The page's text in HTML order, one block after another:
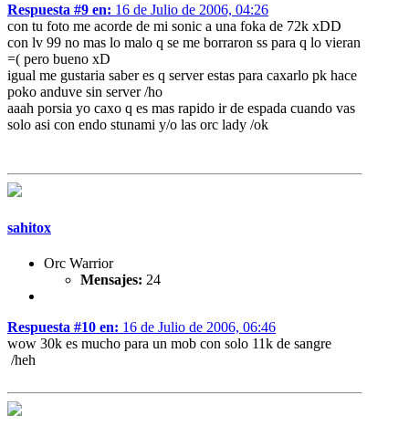
Respuesta #9 en: 16 de Julio de 2006, 04:26
con tu foto me acorde de mi sonic a una foka de 72k xDD
con lv 99 no mas lo malo q se me borraron ss para q lo vieran
=( pero bueno xD
igual me gustaria saber es q server estas para caxarlo pk hace
poko anduve sin server /ho
aaah porsia yo caxo q es mas rapido ir de espada cuando vas
solo asi con endo stunami y/o las orc lady /ok
sahitox
Orc Warrior
Mensajes: 24
Respuesta #10 en: 16 de Julio de 2006, 06:46
wow 30k es mucho para un mob con solo 11k de sangre
/heh